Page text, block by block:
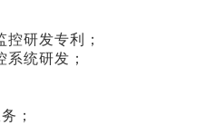
研发专利；
统研发；
；